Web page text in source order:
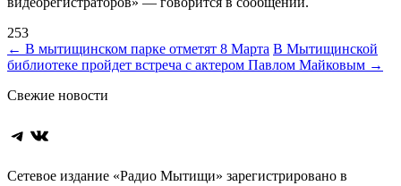
253
Навигация
по
записям
← В мытищинском парке отметят 8 Марта В Мытищинской
библиотеке пройдет встреча с актером Павлом Майковым →
Свежие новости
Telegram
ВКонтакте
Сетевое издание «Радио Мытищи» зарегистрировано в